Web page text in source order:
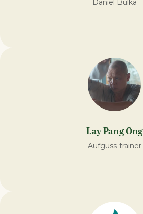
Daniel Bulka
Lay Pang Ong
Aufguss trainer